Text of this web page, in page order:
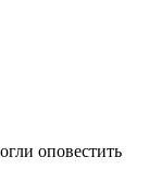
оповестить